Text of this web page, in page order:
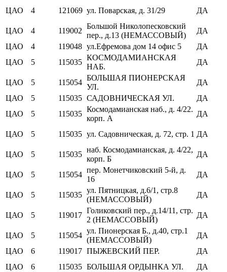
ЦАО 4 121069 ул. Поварская, д. 31/29 ДА
ЦАО 4 119002
Большой Николопесковский
пер., д.13 (НЕМАССОВЫЙ)
ДА
ЦАО
4 119048 ул.Ефремова дом 14 офис 5
ДА
ЦАО
5 115035
КОСМОДАМИАНСКАЯ
НАБ.
ДА
ЦАО 5 115054
БОЛЬШАЯ ПИОНЕРСКАЯ
УЛ.
ДА
ЦАО
5 115035 САДОВНИЧЕСКАЯ УЛ.
ДА
ЦАО
5 115035
Космодамианская наб., д. 4/22.
корп. А
ДА
ЦАО 5 115035 ул. Садовническая, д. 72, стр. 1 ДА
ЦАО 5 115035
наб. Космодамианская, д. 4/22,
корп. Б
ДА
ЦАО 5 115054
пер. Монетчиковский 5-й, д.
16
ДА
ЦАО 5 115035
ул. Пятницкая, д.6/1, стр.8
(НЕМАССОВЫЙ)
ДА
ЦАО 5 119017
Голиковский пер., д.14/11, стр.
2 (НЕМАССОВЫЙ)
ДА
ЦАО 5 115054
ул. Пионерская Б., д.40, стр.1
(НЕМАССОВЫЙ)
ДА
ЦАО
6 119017 ПЫЖЕВСКИЙ ПЕР.
ДА
ЦАО
6 115035 БОЛЬШАЯ ОРДЫНКА УЛ. ДА